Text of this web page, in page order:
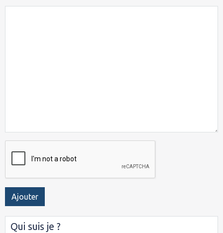
Ajouter
Qui suis je ?